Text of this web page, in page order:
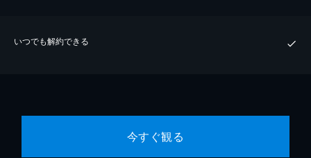
いつでも解約できる
今すぐ観る